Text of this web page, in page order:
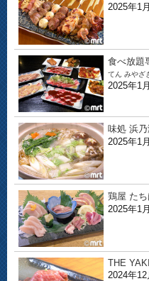
2025年1
食べ放題
てん みやざ
2025年1
味処 浜
2025年1
鶏屋 たち
2025年1
THE
2024年12